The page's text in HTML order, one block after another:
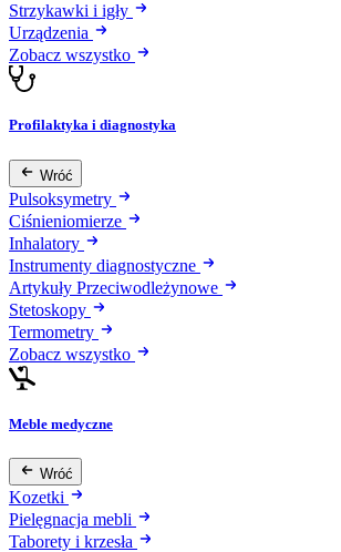
Strzykawki i igły
Urządzenia
Zobacz wszystko
Profilaktyka i diagnostyka
Wróć
Pulsoksymetry
Ciśnieniomierze
Inhalatory
Instrumenty diagnostyczne
Artykuły Przeciwodleżynowe
Stetoskopy
Termometry
Zobacz wszystko
Meble medyczne
Wróć
Kozetki
Pielęgnacja mebli
Taborety i krzesła